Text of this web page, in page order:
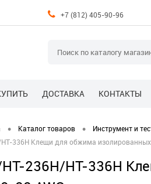
+7 (812) 405-90-96
ДОСТАВКА КОНТАКТЫ
• Каталог товаров • Инструмент и
HT-336H Клещи для обжима
236H/HT-336H